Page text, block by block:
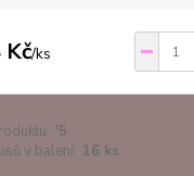
Kč/ks
'5
v balení: 16 ks